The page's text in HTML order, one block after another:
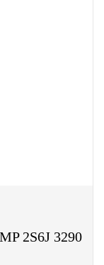
2S6J 3290